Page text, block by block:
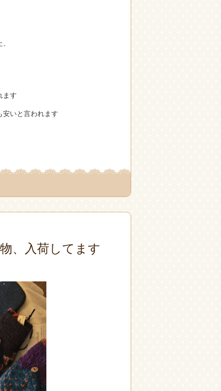
ます
いと言われます
、入荷してます